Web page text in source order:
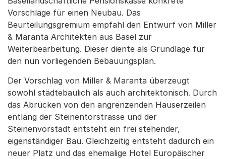
Vorschläge für einen Neubau. Das
Beurteilungsgremium empfahl den Entwurf von Miller
& Maranta Architekten aus Basel zur
Weiterbearbeitung. Dieser diente als Grundlage für
den nun vorliegenden Bebauungsplan.
Der Vorschlag von Miller & Maranta überzeugt
sowohl städtebaulich als auch architektonisch. Durch
das Abrücken von den angrenzenden Häuserzeilen
entlang der Steinentorstrasse und der
Steinenvorstadt entsteht ein frei stehender,
eigenständiger Bau. Gleichzeitig entsteht dadurch ein
neuer Platz und das ehemalige Hotel Europäischer